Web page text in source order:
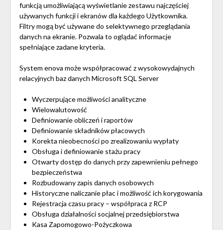
funkcją umożliwiającą wyświetlanie zestawu najczęściej
używanych funkcji i ekranów dla każdego Użytkownika.
Filtry mogą być używane do selektywnego przeglądania
danych na ekranie. Pozwala to oglądać informacje
spełniające zadane kryteria.
System enova może współpracować z wysokowydajnych
relacyjnych baz danych Microsoft SQL Server
Wyczerpujące możliwości analityczne
Wielowalutowość
Definiowanie obliczeń i raportów
Definiowanie składników płacowych
Korekta nieobecności po zrealizowaniu wypłaty
Obsługa i definiowanie stażu pracy
Otwarty dostęp do danych przy zapewnieniu pełnego
bezpieczeństwa
Rozbudowany zapis danych osobowych
Historyczne naliczanie płac i możliwość ich korygowania
Rejestracja czasu pracy – współpraca z RCP
Obsługa działalności socjalnej przedsiębiorstwa
Kasa Zapomogowo-Pożyczkowa